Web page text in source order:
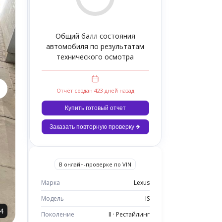
Общий балл состояния
автомобиля по результатам
технического осмотра
Отчёт создан 423 дней назад
Купить готовый отчет
Заказать повторную проверку
В онлайн-проверке по VIN
Марка
Lexus
Модель
IS
Поколение
II · Рестайлинг